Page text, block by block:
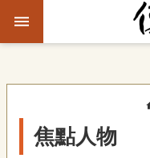
跳到主要內容區塊
尋
焦點人物